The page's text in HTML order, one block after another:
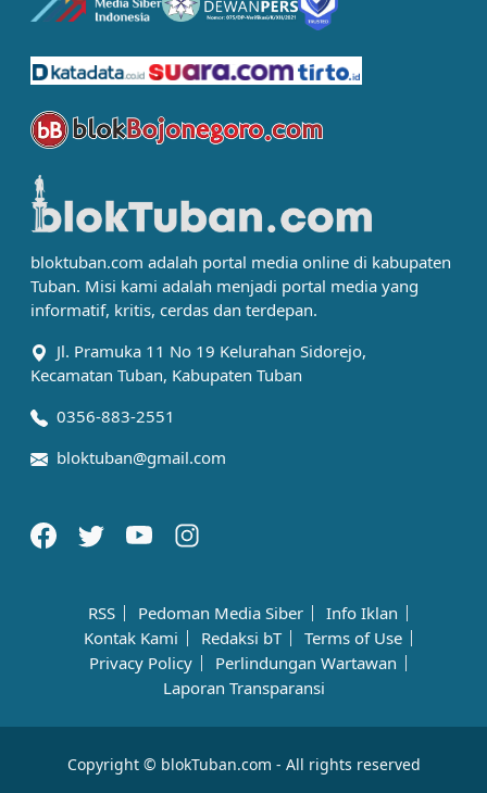
bloktuban.com adalah portal media online di kabupaten
Tuban. Misi kami adalah menjadi portal media yang
informatif, kritis, cerdas dan terdepan.
Jl. Pramuka 11 No 19 Kelurahan Sidorejo,
Kecamatan Tuban, Kabupaten Tuban
0356-883-2551
bloktuban@gmail.com
RSS Pedoman Media Siber
Info Iklan
Kontak Kami
Redaksi bT
Terms of Use
Privacy Policy
Perlindungan Wartawan
Laporan Transparansi
Copyright © blokTuban.com - All rights reserved